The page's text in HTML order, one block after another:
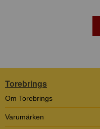
Torebrings
Om Torebrings
Varumärken